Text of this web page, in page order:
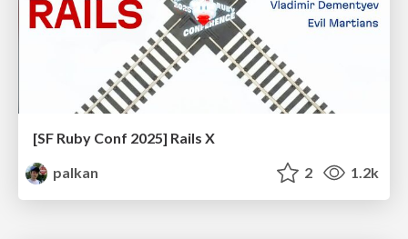
[SF Ruby Conf 2025] Rails X
palkan
2 1.2k